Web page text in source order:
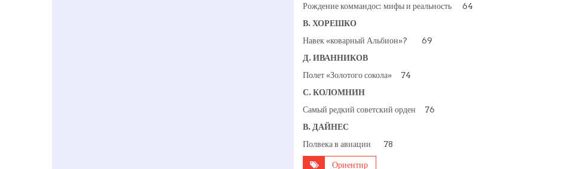
Рождение коммандос: мифы и реальность 64
В. ХОРЕШКО
Навек «коварный Альбион»? 69
Д. ИВАННИКОВ
Полет «Золотого сокола» 74
С. КОЛОМНИН
Самый редкий советский орден 76
В. ДАЙНЕС
Полвека в авиации 78
Ориентир